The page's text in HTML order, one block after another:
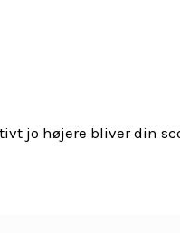
jo højere bliver din